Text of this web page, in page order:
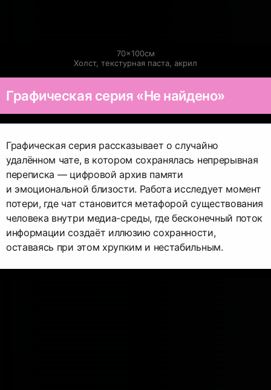
70×100см
Холст, текстурная паста, акрил
Графическая серия «Не найдено»
Графическая серия рассказывает о случайно
удалённом чате, в котором сохранялась непрерывная
переписка — цифровой архив памяти
и эмоциональной близости. Работа исследует момент
потери, где чат становится метафорой существования
человека внутри медиа-среды, где бесконечный поток
информации создаёт иллюзию сохранности,
оставаясь при этом хрупким и нестабильным.